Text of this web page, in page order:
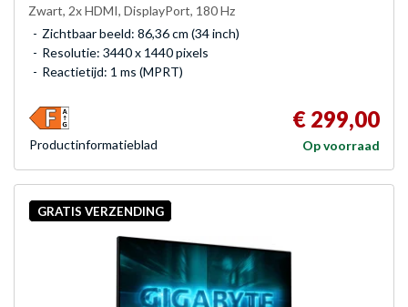
Zwart, 2x HDMI, DisplayPort, 180 Hz
Zichtbaar beeld: 86,36 cm (34 inch)
Resolutie: 3440 x 1440 pixels
Reactietijd: 1 ms (MPRT)
€ 299,00
Op voorraad
Product­informatieblad
GRATIS VERZENDING